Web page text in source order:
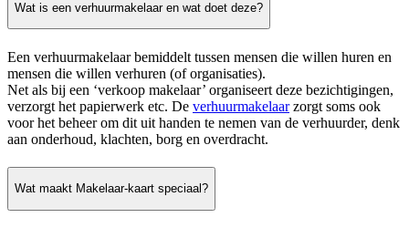
Wat is een verhuurmakelaar en wat doet deze?
Een verhuurmakelaar bemiddelt tussen mensen die willen huren en
mensen die willen verhuren (of organisaties).
Net als bij een ‘verkoop makelaar’ organiseert deze bezichtigingen,
verzorgt het papierwerk etc. De verhuurmakelaarzorgt soms ook
voor het beheer om dit uit handen te nemen van de verhuurder, denk
aan onderhoud, klachten, borg en overdracht.
Wat maakt Makelaar-kaart speciaal?